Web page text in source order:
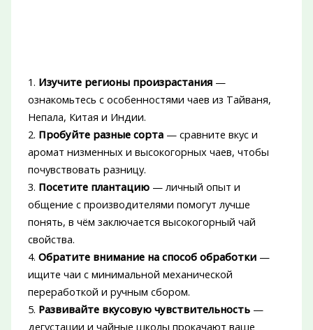
1. Изучите регионы произрастания—
ознакомьтесь с особенностями чаев из Тайваня,
Непала, Китая и Индии.
2. Пробуйте разные сорта— сравните вкус и
аромат низменных и высокогорных чаев, чтобы
почувствовать разницу.
3. Посетите плантацию— личный опыт и
общение с производителями помогут лучше
понять, в чём заключается высокогорный чай
свойства.
4. Обратите внимание на способ обработки—
ищите чаи с минимальной механической
переработкой и ручным сбором.
5. Развивайте вкусовую чувствительность—
дегустации и чайные школы прокачают ваше